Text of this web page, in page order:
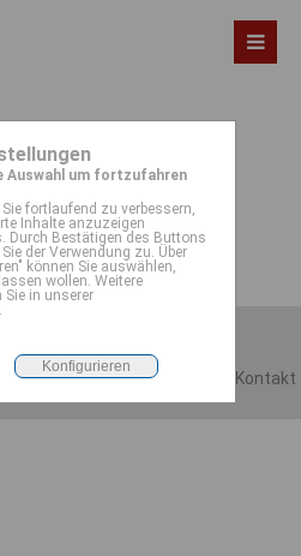
vorhanden.
| Impressum Kontakt
Auswahl um fortzufahren
fortlaufend zu verbessern,
Inhalte anzuzeigen
Durch Bestätigen des Buttons
der Verwendung zu. Über
können Sie auswählen,
wollen. Weitere
Sie in unserer